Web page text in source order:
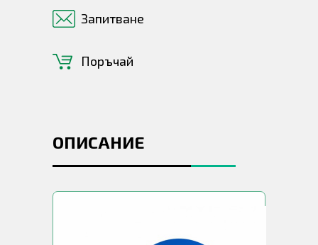
Запитване
Поръчай
ОПИСАНИЕ